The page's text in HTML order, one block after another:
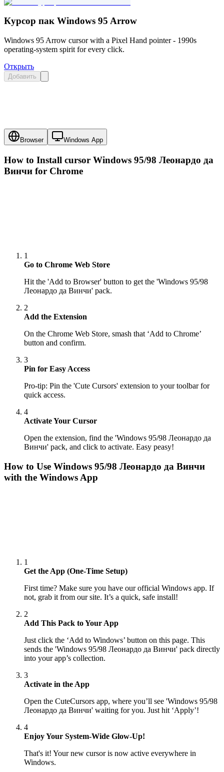
Курсор пак Windows 95 Arrow
Windows 95 Arrow cursor with a Pixel Hand pointer - 1990s
operating-system spirit for every click.
Открыть
Добавить
Browser Windows App
How to Install cursor Windows 95/98 Леонардо да
Винчи for Chrome
1
Go to Chrome Web Store
Hit the 'Add to Browser' button to get the 'Windows 95/98
Леонардо да Винчи' pack.
2
Add the Extension
On the Chrome Web Store, smash that ‘Add to Chrome’
button and confirm.
3
Pin for Easy Access
Pro-tip: Pin the 'Cute Cursors' extension to your toolbar for
quick access.
4
Activate Your Cursor
Open the extension, find the 'Windows 95/98 Леонардо да
Винчи' pack, and click to activate. Easy peasy!
How to Use Windows 95/98 Леонардо да Винчи
with the Windows App
1
Get the App (One-Time Setup)
First time? Make sure you have our official Windows app. If
not, grab it from our site. It’s a quick, safe install!
2
Add This Pack to Your App
Just click the ‘Add to Windows’ button on this page. This
sends the 'Windows 95/98 Леонардо да Винчи' pack directly
into your app’s collection.
3
Activate in the App
Open the CuteCursors app, where you’ll see 'Windows 95/98
Леонардо да Винчи' waiting for you. Just hit ‘Apply’!
4
Enjoy Your System-Wide Glow-Up!
That's it! Your new cursor is now active everywhere in
Windows.